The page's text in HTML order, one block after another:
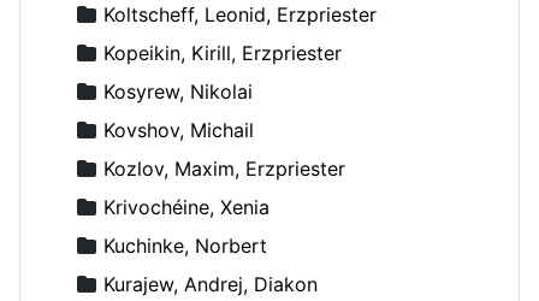
Koltscheff, Leonid, Erzpriester
Kopeikin, Kirill, Erzpriester
Kosyrew, Nikolai
Kovshov, Michail
Kozlov, Maxim, Erzpriester
Krivochéine, Xenia
Kuchinke, Norbert
Kurajew, Andrej, Diakon